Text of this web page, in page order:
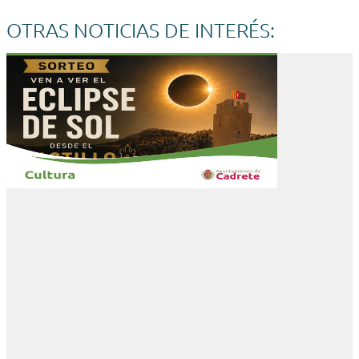
OTRAS NOTICIAS DE INTERÉS: